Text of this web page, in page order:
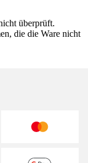
überprüft.
die die Ware nicht